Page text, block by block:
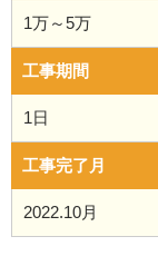
1万～5万
工事期間
1日
工事完了月
2022.10月